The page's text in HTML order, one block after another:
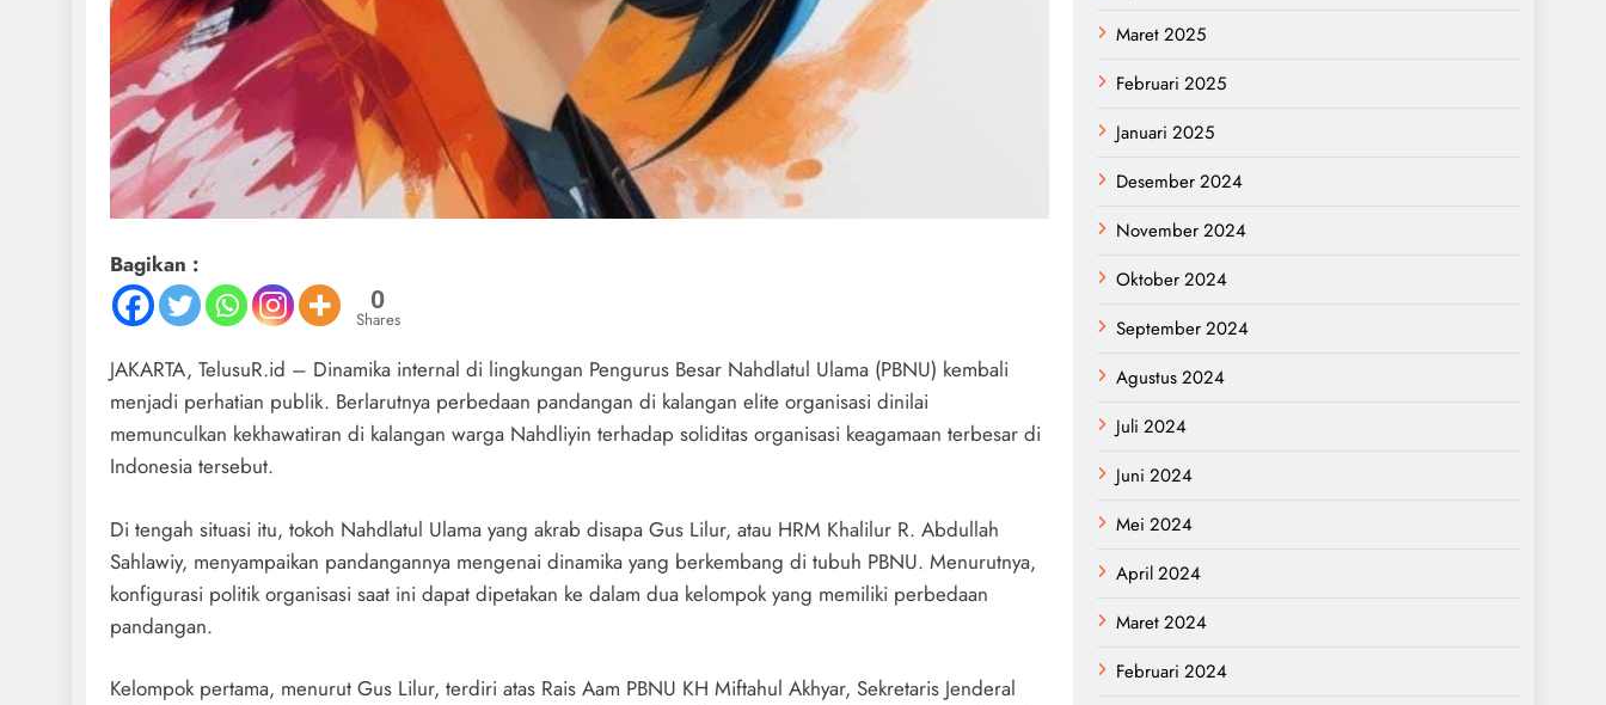
Bagikan :
0
Shares
JAKARTA, TelusuR.id – Dinamika internal di lingkungan Pengurus Besar Nahdlatul Ulama (PBNU) kembali
menjadi perhatian publik. Berlarutnya perbedaan pandangan di kalangan elite organisasi dinilai
memunculkan kekhawatiran di kalangan warga Nahdliyin terhadap soliditas organisasi keagamaan terbesar di
Indonesia tersebut.
Di tengah situasi itu, tokoh Nahdlatul Ulama yang akrab disapa Gus Lilur, atau HRM Khalilur R. Abdullah
Sahlawiy, menyampaikan pandangannya mengenai dinamika yang berkembang di tubuh PBNU. Menurutnya,
konfigurasi politik organisasi saat ini dapat dipetakan ke dalam dua kelompok yang memiliki perbedaan
pandangan.
Kelompok pertama, menurut Gus Lilur, terdiri atas Rais Aam PBNU KH Miftahul Akhyar, Sekretaris Jenderal
Maret 2025
Februari 2025
Januari 2025
Desember 2024
November 2024
Oktober 2024
September 2024
Agustus 2024
Juli 2024
Juni 2024
Mei 2024
April 2024
Maret 2024
Februari 2024